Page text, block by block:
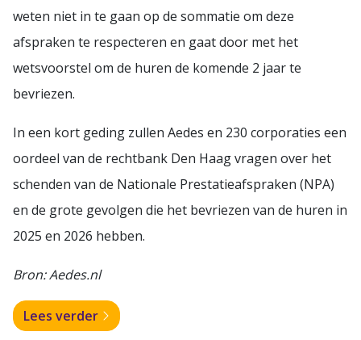
weten niet in te gaan op de sommatie om deze
afspraken te respecteren en gaat door met het
wetsvoorstel om de huren de komende 2 jaar te
bevriezen.
In een kort geding zullen Aedes en 230 corporaties een
oordeel van de rechtbank Den Haag vragen over het
schenden van de Nationale Prestatieafspraken (NPA)
en de grote gevolgen die het bevriezen van de huren in
2025 en 2026 hebben.
Bron: Aedes.nl
Lees verder